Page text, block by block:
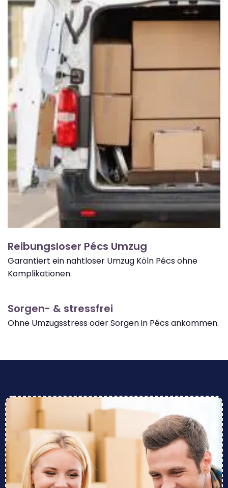
Reibungsloser Pécs Umzug
Garantiert ein nahtloser Umzug Köln Pécs ohne
Komplikationen.
Sorgen- & stressfrei
Ohne Umzugsstress oder Sorgen in Pécs ankommen.